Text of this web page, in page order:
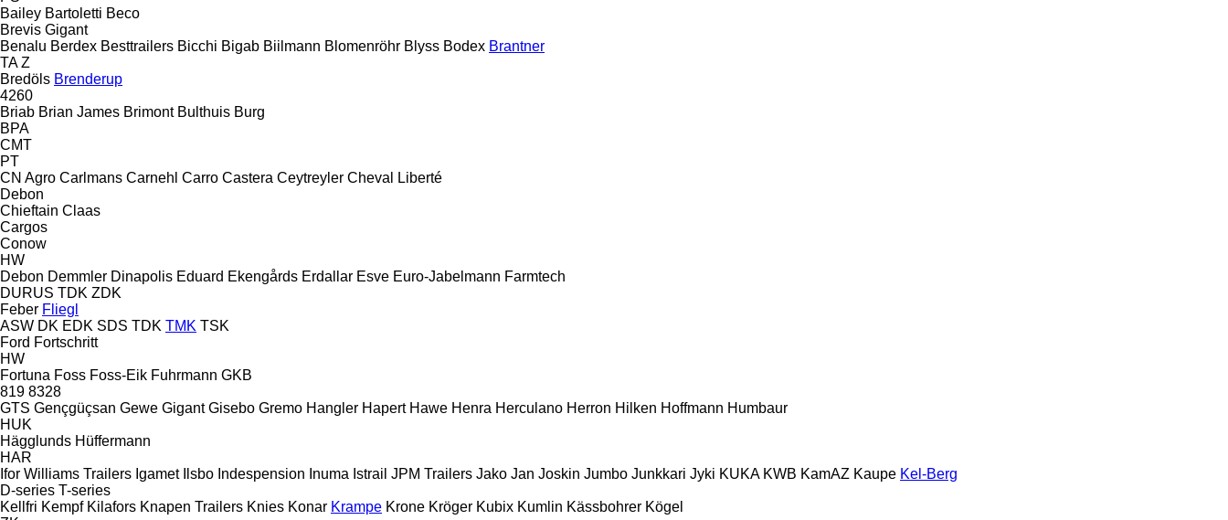
Bailey Bartoletti Beco
Brevis Gigant
Benalu Berdex Besttrailers Bicchi Bigab Biilmann Blomenröhr Blyss Bodex Brantner
TA Z
Bredöls Brenderup
4260
Briab Brian James Brimont Bulthuis Burg
BPA
CMT
PT
CN Agro Carlmans Carnehl Carro Castera Ceytreyler Cheval Liberté
Debon
Chieftain Claas
Cargos
Conow
HW
Debon Demmler Dinapolis Eduard Ekengårds Erdallar Esve Euro-Jabelmann Farmtech
DURUS TDK ZDK
Feber Fliegl
ASW DK EDK SDS TDK TMK TSK
Ford Fortschritt
HW
Fortuna Foss Foss-Eik Fuhrmann GKB
819 8328
GTS Gençgüçsan Gewe Gigant Gisebo Gremo Hangler Hapert Hawe Henra Herculano Herron Hilken Hoffmann Humbaur
HUK
Hägglunds Hüffermann
HAR
Ifor Williams Trailers Igamet Ilsbo Indespension Inuma Istrail JPM Trailers Jako Jan Joskin Jumbo Junkkari Jyki KUKA KWB KamAZ Kaupe Kel-Berg
D-series T-series
Kellfri Kempf Kilafors Knapen Trailers Knies Konar Krampe Krone Kröger Kubix Kumlin Kässbohrer Kögel